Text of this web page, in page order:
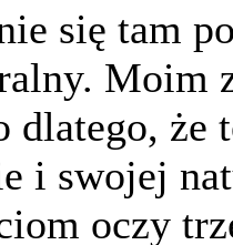
się tam
Moim
dlatego, że
i swojej
oczy